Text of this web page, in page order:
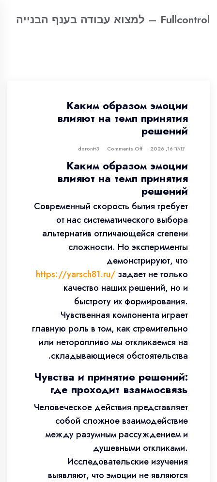
Fullcontrol – למצוא עבודה בענף הבנייה
Каким образом эмоции
влияют на темп принятия
решений
ינואר 16, 2026 dorontt3
Comments Off
Каким образом эмоции
влияют на темп принятия
решений
Современный скорость бытия требует
от нас систематического выбора
альтернатив отличающейся степени
сложности. Но эксперименты
демонстрируют, что
https://yarsch81.ru/ задает не только
качество наших решений, но и
быстроту их формирования.
Чувственная компонента играет
главную роль в том, как стремительно
или неторопливо мы откликаемся на
складывающиеся обстоятельства.
Чувства и принятие решений:
где проходит взаимосвязь
Человеческое действия представляет
собой сложное взаимодействие
между разумным рассуждением и
душевными откликами.
Исследовательские изучения
выявляют, что эмоции не являются